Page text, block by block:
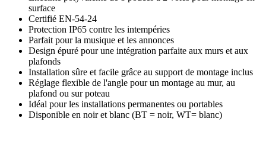
surface
Certifié EN-54-24
Protection IP65 contre les intempéries
Parfait pour la musique et les annonces
Design épuré pour une intégration parfaite aux murs et aux
plafonds
Installation sûre et facile grâce au support de montage inclus
Réglage flexible de l'angle pour un montage au mur, au
plafond ou sur poteau
Idéal pour les installations permanentes ou portables
Disponible en noir et blanc (BT = noir, WT= blanc)